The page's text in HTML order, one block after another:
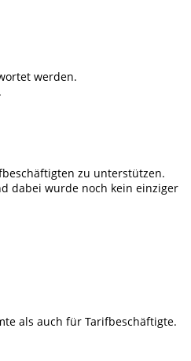
werden.
zu unterstützen.
dabei wurde noch kein einziger
als auch für Tarifbeschäftigte.